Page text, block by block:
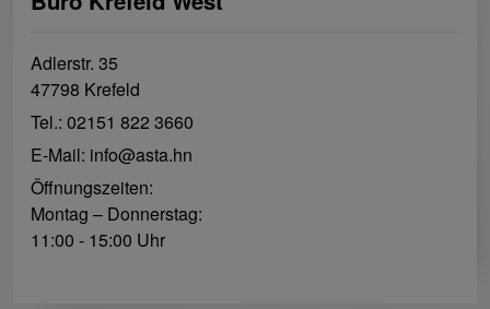
Adlerstr. 35
47798 Krefeld‍
Tel.: 02151 822 3660
E-Mail: info@asta.hn
Öffnungszeiten:
Montag – Donnerstag:
11:00 - 15:00 Uhr